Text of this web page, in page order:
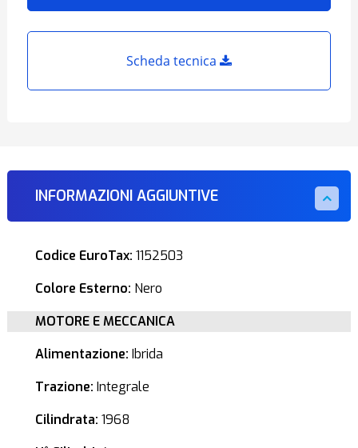
Scheda tecnica
INFORMAZIONI AGGIUNTIVE
Codice EuroTax: 1152503
Colore Esterno: Nero
MOTORE E MECCANICA
Alimentazione: Ibrida
Trazione: Integrale
Cilindrata: 1968